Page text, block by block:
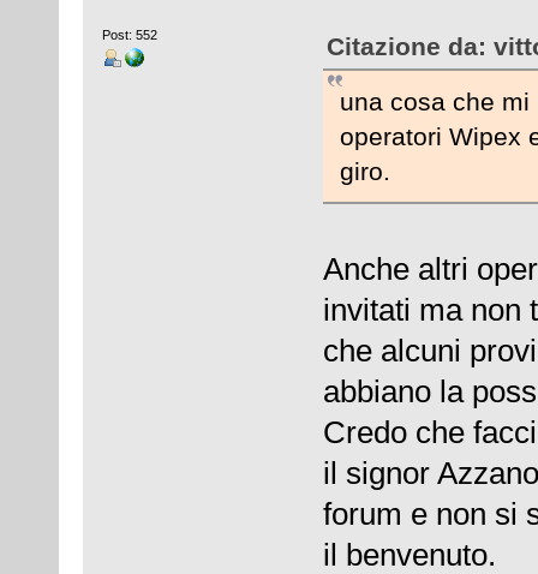
Post: 552
Citazione da:
una cosa che
operatori Wipex
giro.
Anche altri
invitati ma non
che alcuni
abbiano la
Credo che
il signor
forum e non si
il benvenuto.